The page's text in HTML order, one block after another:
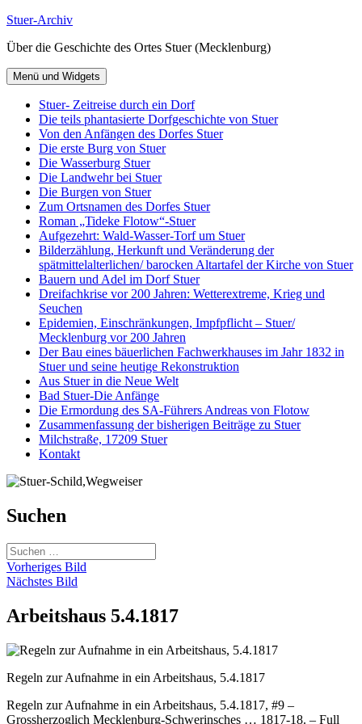
Zum
springen
Stuer-Archiv
Über die Geschichte des Ortes Stuer (Mecklenburg)
Menü und Widgets
Stuer- Zeitreise durch ein Dorf
Die teils phantasierte Dorfgeschichte von Stuer
Von den Anfängen des Dorfes Stuer
Die erste Burg von Stuer
Die Wasserburg Stuer
Die Landwehr bei Stuer
Die Burgen von Stuer
Zum Ortsnamen des Dorfes Stuer
Roman „Tideke Flotow“-Stuer
Aufgezehrt: Wald-Wasser-Torf um Stuer
Bilderzählung, Herkunft und Veränderung der
spätmittelalterlichen/ barocken Altartafel der Kirche von Stuer
Bauern und Adel im Dorf Stuer
Dreifachkrise vor 200 Jahren: Wetterextreme, Krieg und
Seuchen
Epidemien, Einschränkungen, Impfpflicht – Stuer/
Mecklenburg vor 200 Jahren
Der Bau eines bäuerlichen Fachwerkhauses im Jahr 1832 in
Stuer und seine heutige Rekonstruktion
Aus Stuer in die Neue Welt
Bad Stuer-Die Anfänge
Die Ermordung des SA-Führers Andreas von Flotow
Zusammenfassung der bisherigen Beiträge zu Stuer
Milchstraße, 17209 Stuer
Kontakt
Suchen
Suchen
nach:
Vorheriges Bild
Nächstes Bild
Arbeitshaus 5.4.1817
Regeln zur Aufnahme in ein Arbeitshaus, 5.4.1817
Regeln zur Aufnahme in ein Arbeitshaus, 5.4.1817, #9 –
Grossherzoglich Mecklenburg-Schwerinsches … 1817-18. – Full